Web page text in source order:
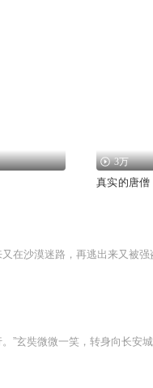
3万
真实的唐僧
”玄奘微微一笑，转身向长安城